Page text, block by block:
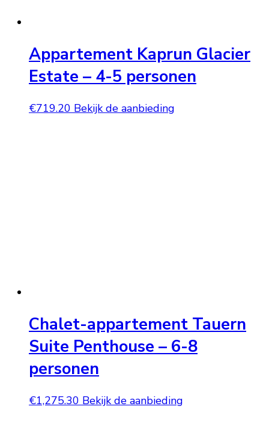
Appartement Kaprun Glacier
Estate – 4-5 personen
€719.20 Bekijk de aanbieding
Chalet-appartement Tauern
Suite Penthouse – 6-8
personen
€1,275.30 Bekijk de aanbieding